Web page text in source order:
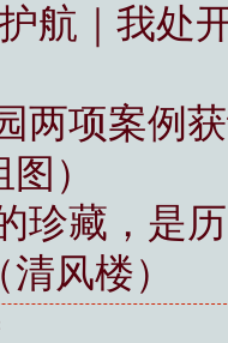
航｜我处
两项案例
）
珍藏，是
风楼）